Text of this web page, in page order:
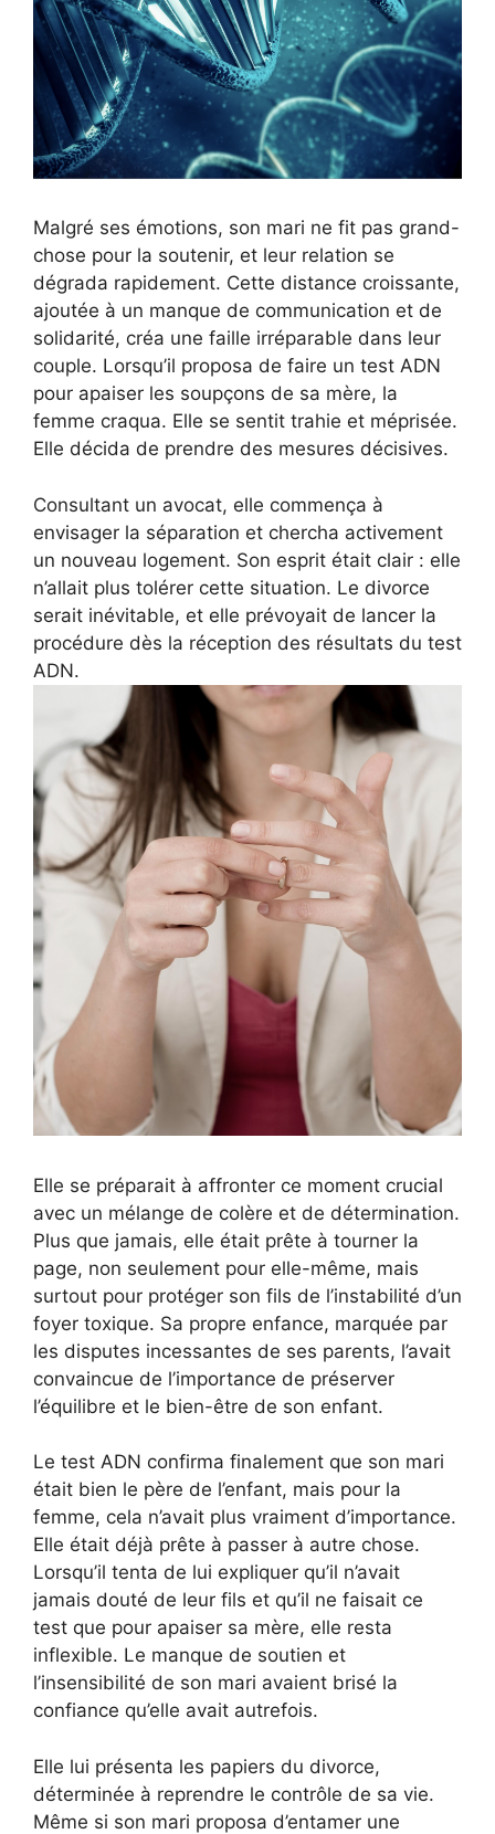
Malgré ses émotions, son mari ne fit pas grand-
chose pour la soutenir, et leur relation se
dégrada rapidement. Cette distance croissante,
ajoutée à un manque de communication et de
solidarité, créa une faille irréparable dans leur
couple. Lorsqu’il proposa de faire un test ADN
pour apaiser les soupçons de sa mère, la
femme craqua. Elle se sentit trahie et méprisée.
Elle décida de prendre des mesures décisives.
Consultant un avocat, elle commença à
envisager la séparation et chercha activement
un nouveau logement. Son esprit était clair : elle
n’allait plus tolérer cette situation. Le divorce
serait inévitable, et elle prévoyait de lancer la
procédure dès la réception des résultats du test
ADN.
Elle se préparait à affronter ce moment crucial
avec un mélange de colère et de détermination.
Plus que jamais, elle était prête à tourner la
page, non seulement pour elle-même, mais
surtout pour protéger son fils de l’instabilité d’un
foyer toxique. Sa propre enfance, marquée par
les disputes incessantes de ses parents, l’avait
convaincue de l’importance de préserver
l’équilibre et le bien-être de son enfant.
Le test ADN confirma finalement que son mari
était bien le père de l’enfant, mais pour la
femme, cela n’avait plus vraiment d’importance.
Elle était déjà prête à passer à autre chose.
Lorsqu’il tenta de lui expliquer qu’il n’avait
jamais douté de leur fils et qu’il ne faisait ce
test que pour apaiser sa mère, elle resta
inflexible. Le manque de soutien et
l’insensibilité de son mari avaient brisé la
confiance qu’elle avait autrefois.
Elle lui présenta les papiers du divorce,
déterminée à reprendre le contrôle de sa vie.
Même si son mari proposa d’entamer une